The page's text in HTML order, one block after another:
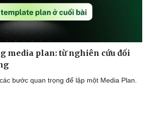
media plan: từ nghiên cứu đối
bước quan trọng để lập một Media Plan.